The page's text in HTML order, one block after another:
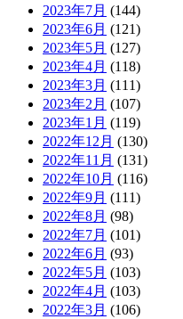
2023年7月 (144)
2023年6月 (121)
2023年5月 (127)
2023年4月 (118)
2023年3月 (111)
2023年2月 (107)
2023年1月 (119)
2022年12月 (130)
2022年11月 (131)
2022年10月 (116)
2022年9月 (111)
2022年8月 (98)
2022年7月 (101)
2022年6月 (93)
2022年5月 (103)
2022年4月 (103)
2022年3月 (106)